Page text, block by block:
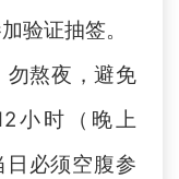
验证抽签。
勿熬夜，避免
小时（晚上
必须空腹参